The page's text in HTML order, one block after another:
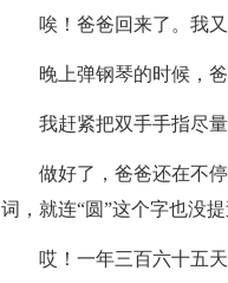
唉！爸爸回来了。我
晚上弹钢琴的时候，
我赶紧把双手手指尽
做好了，爸爸还在不
词，就连“圆”这个字也没提
哎！一年三百六十五